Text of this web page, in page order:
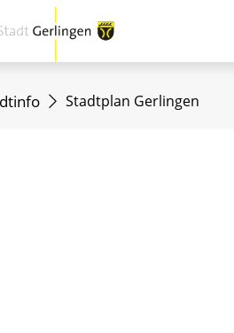
Stadtplan Gerlingen